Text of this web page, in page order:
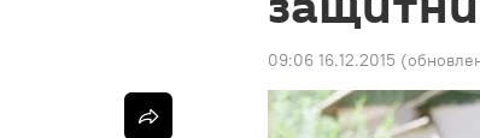
09:06 16.12.2015